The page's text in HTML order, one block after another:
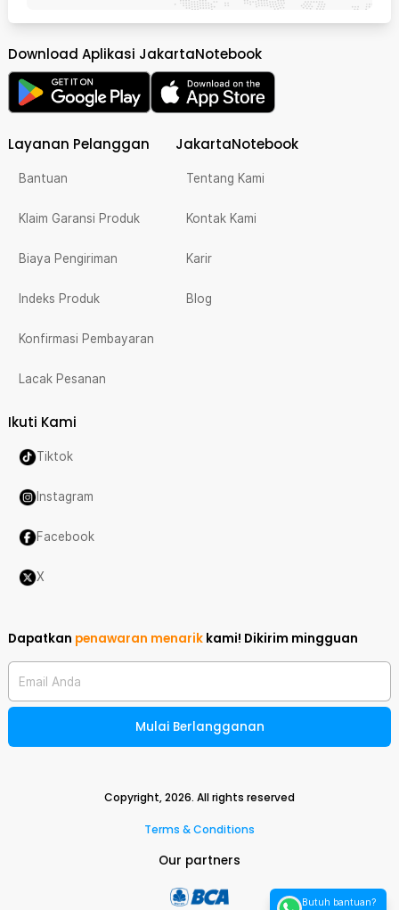
Download Aplikasi JakartaNotebook
Layanan Pelanggan
Bantuan
Klaim Garansi Produk
Biaya Pengiriman
Indeks Produk
Konfirmasi Pembayaran
Lacak Pesanan
JakartaNotebook
Tentang Kami
Kontak Kami
Karir
Blog
Ikuti Kami
Tiktok
Instagram
Facebook
X
Dapatkan penawaran menarik kami! Dikirim mingguan
Email Anda
Mulai Berlangganan
Copyright,2026. All rights reserved
Terms & Conditions
Our partners
Butuh bantuan?